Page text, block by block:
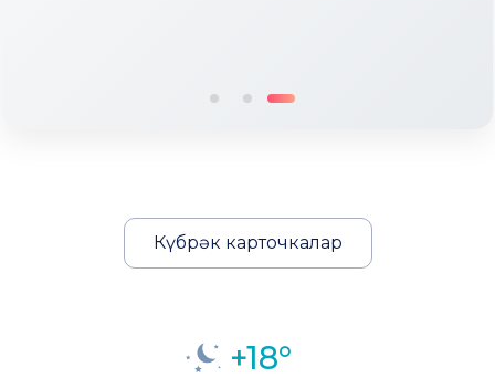
Күбрәк карточкалар
+18°